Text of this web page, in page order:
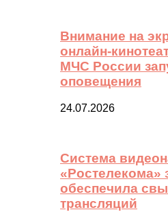
Внимание на
онлайн-
МЧС России
оповещения
24.07.2026
Система
«Ростелекома»
обеспечила
трансляций